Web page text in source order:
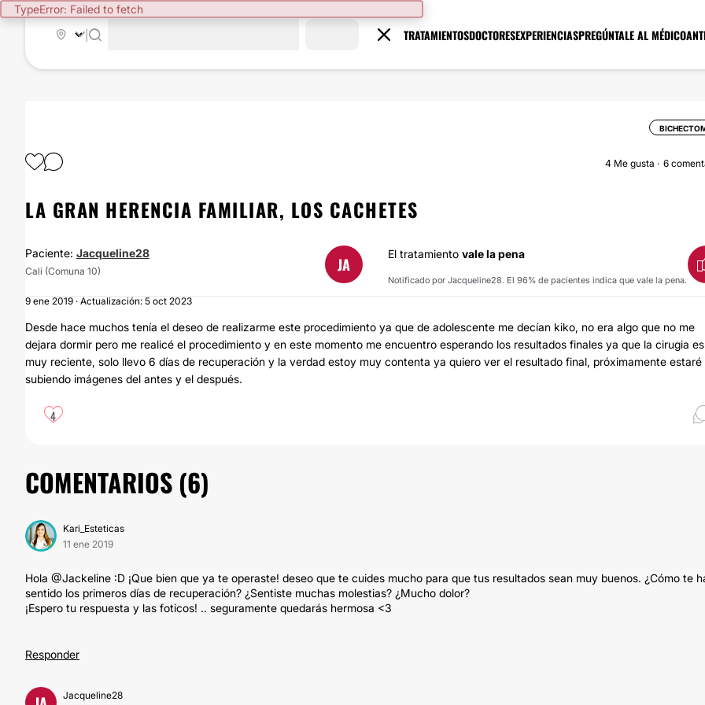
TypeError: Failed to fetch
TRATAMIENTOSDOCTORESEXPERIENCIASPREGÚNTALE AL MÉDICO
4 Me gusta 6
LA GRAN HERENCIA FAMILIAR, LOS CACHETES
Paciente: Jacqueline28
Cali (Comuna 10) JA El tratamiento vale la pena
Notificado por Jacqueline28. El 96% de pacientes indica que vale la pena.
9 ene 2019 · Actualización: 5 oct 2023
Desde hace muchos tenía el deseo de realizarme este procedimiento ya que de adolescente me decían kiko, no era algo que no me
dejara dormir pero me realicé el procedimiento y en este momento me encuentro esperando los resultados finales ya que la cirugia es
muy reciente, solo llevo 6 días de recuperación y la verdad estoy muy contenta ya quiero ver el resultado final, próximamente estaré
subiendo imágenes del antes y el después.
4
COMENTARIOS (6)
Kari_Esteticas
11 ene 2019
Hola @Jackeline :D ¡Que bien que ya te operaste! deseo que te cuides mucho para que tus resultados sean muy buenos. ¿Cómo te
sentido los primeros días de recuperación? ¿Sentiste muchas molestias? ¿Mucho dolor?
¡Espero tu respuesta y las foticos! .. seguramente quedarás hermosa <3
Responder
Jacqueline28